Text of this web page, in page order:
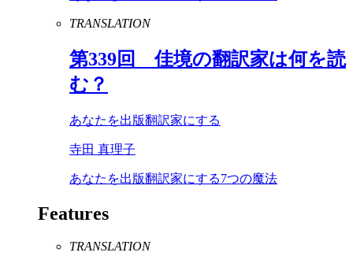
TRANSLATION
第339回 佳境の翻訳家は何を読
む？
あなたを出版翻訳家にする
寺田 真理子
あなたを出版翻訳家にする7つの魔法
Features
TRANSLATION